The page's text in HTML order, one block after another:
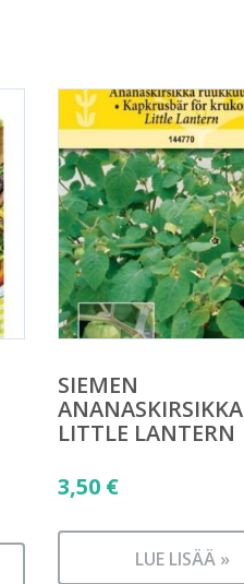
SIEMEN
ANANASKIRSIKKA
LITTLE LANTERN
3,50 €
LUE LISÄÄ »